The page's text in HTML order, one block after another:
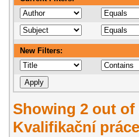
New Filters:
Showing 2 out
Kvalifikační